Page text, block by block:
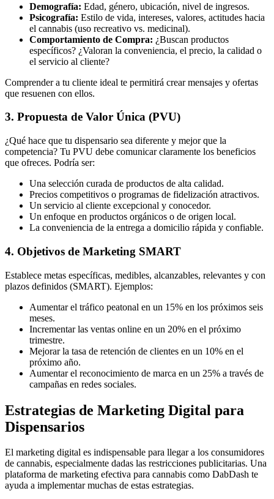
Demografía: Edad, género, ubicación, nivel de ingresos.
Psicografía: Estilo de vida, intereses, valores, actitudes hacia
el cannabis (uso recreativo vs. medicinal).
Comportamiento de Compra: ¿Buscan productos
específicos? ¿Valoran la conveniencia, el precio, la calidad o
el servicio al cliente?
Comprender a tu cliente ideal te permitirá crear mensajes y ofertas
que resuenen con ellos.
3. Propuesta de Valor Única (PVU)
¿Qué hace que tu dispensario sea diferente y mejor que la
competencia? Tu PVU debe comunicar claramente los beneficios
que ofreces. Podría ser:
Una selección curada de productos de alta calidad.
Precios competitivos o programas de fidelización atractivos.
Un servicio al cliente excepcional y conocedor.
Un enfoque en productos orgánicos o de origen local.
La conveniencia de la entrega a domicilio rápida y confiable.
4. Objetivos de Marketing SMART
Establece metas específicas, medibles, alcanzables, relevantes y con
plazos definidos (SMART). Ejemplos:
Aumentar el tráfico peatonal en un 15% en los próximos seis
meses.
Incrementar las ventas online en un 20% en el próximo
trimestre.
Mejorar la tasa de retención de clientes en un 10% en el
próximo año.
Aumentar el reconocimiento de marca en un 25% a través de
campañas en redes sociales.
Estrategias de Marketing Digital para
Dispensarios
El marketing digital es indispensable para llegar a los consumidores
de cannabis, especialmente dadas las restricciones publicitarias. Una
plataforma de marketing efectiva para cannabis como DabDash te
ayuda a implementar muchas de estas estrategias.